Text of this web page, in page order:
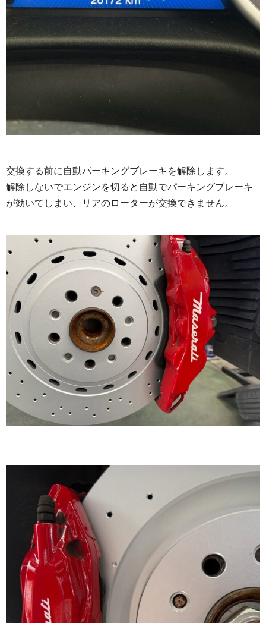
交換する前に自動パーキングブレーキを解除します。
解除しないでエンジンを切ると自動でパーキングブレーキ
が効いてしまい、リアのローターが交換できません。